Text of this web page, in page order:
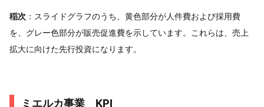
稲次 ：スライドグラフのうち、黄色部分が人件費および採用費
を、グレー色部分が販売促進費を示しています。これらは、売上
拡大に向けた先行投資になります。
ミエルカ事業 KPI